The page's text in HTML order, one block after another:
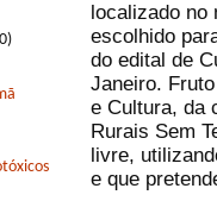
localizado no
escolhido
do edital de
Janeiro.
e Cultura, da
Rurais Sem
livre,
e que